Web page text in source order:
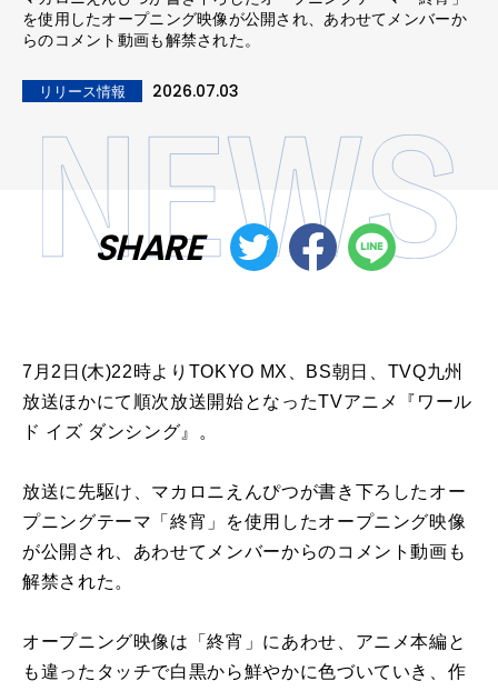
を使用したオープニング映像が公開され、あわせてメンバーか
らのコメント動画も解禁された。
リリース情報 2026.07.03
SHARE
7月2日(木)22時よりTOKYO MX、BS朝日、TVQ九州
放送ほかにて順次放送開始となったTVアニメ『ワール
ド イズ ダンシング』。
放送に先駆け、マカロニえんぴつが書き下ろしたオー
プニングテーマ「終宵」を使用したオープニング映像
が公開され、あわせてメンバーからのコメント動画も
解禁された。
オープニング映像は「終宵」にあわせ、アニメ本編と
も違ったタッチで白黒から鮮やかに色づいていき、作